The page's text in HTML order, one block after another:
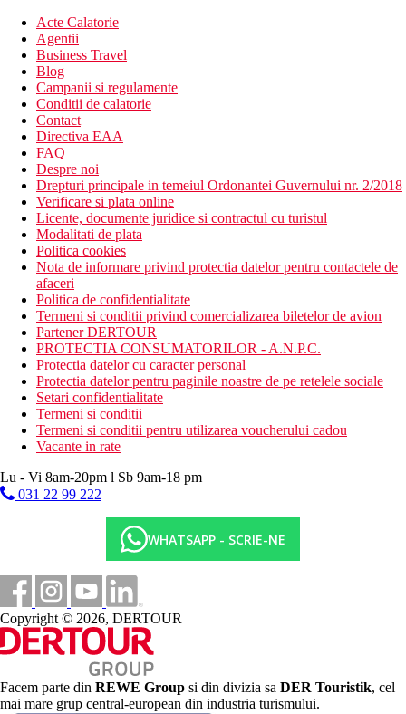
Acte Calatorie
Agentii
Business Travel
Blog
Campanii si regulamente
Conditii de calatorie
Contact
Directiva EAA
FAQ
Despre noi
Drepturi principale in temeiul Ordonantei Guvernului nr. 2/2018
Verificare si plata online
Licente, documente juridice si contractul cu turistul
Modalitati de plata
Politica cookies
Nota de informare privind protectia datelor pentru contactele de
afaceri
Politica de confidentialitate
Termeni si conditii privind comercializarea biletelor de avion
Partener DERTOUR
PROTECTIA CONSUMATORILOR - A.N.P.C.
Protectia datelor cu caracter personal
Protectia datelor pentru paginile noastre de pe retelele sociale
Setari confidentialitate
Termeni si conditii
Termeni si conditii pentru utilizarea voucherului cadou
Vacante in rate
Lu - Vi 8am-20pm l Sb 9am-18 pm
031 22 99 222
WHATSAPP - SCRIE-NE
Copyright © 2026, DERTOUR
Facem parte din REWE Group si din divizia sa DER Touristik, cel
mai mare grup central-european din industria turismului.